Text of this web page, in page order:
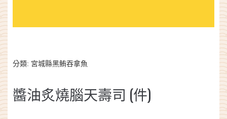
分類: 宮城縣黑鮪吞拿魚
醬油炙燒腦天壽司 (件)